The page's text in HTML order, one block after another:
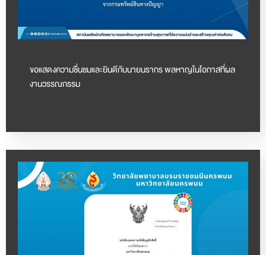
ขอแสดงความชื่นชมและยินดีกับนายนรากร พลหาญในโอกาสที่ผล
งานวรรณกรรม